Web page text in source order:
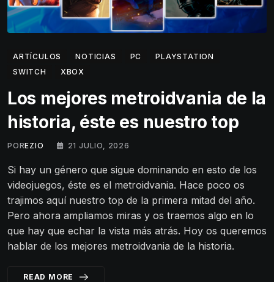
ARTÍCULOS NOTICIAS PC
PLAYSTATION
SWITCH
XBOX
Los mejores metroidvania de la
historia, éste es nuestro top
POREZIO 21 JULIO, 2026
Si hay un género que sigue dominando en esto de los
videojuegos, éste es el metroidvania. Hace poco os
trajimos aquí nuestro top de la primera mitad del año.
Pero ahora ampliamos miras y os traemos algo en lo
que hay que echar la vista más atrás. Hoy os queremos
hablar de los mejores metroidvania de la historia.
READ MORE